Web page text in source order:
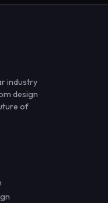
industry
design
of